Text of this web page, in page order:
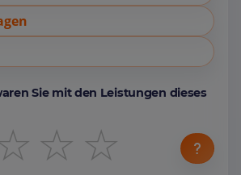
Sie mit den Leistungen dieses
☆
☆